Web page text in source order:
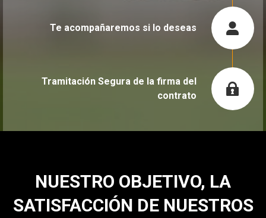
Te acompañaremos si lo deseas
Tramitación Segura de la firma del
contrato
NUESTRO OBJETIVO, LA
SATISFACCIÓN DE NUESTROS